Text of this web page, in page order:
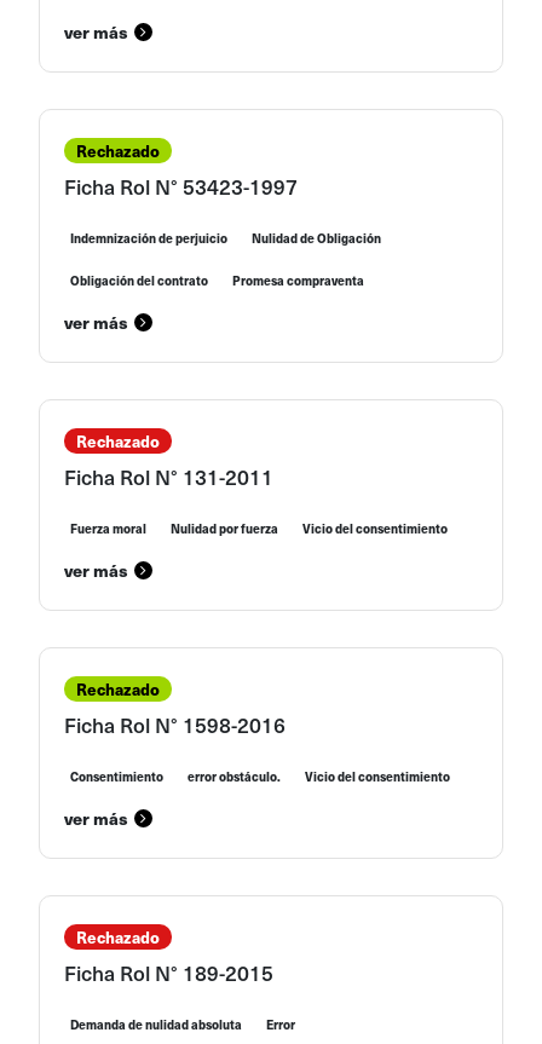
ver más
Rechazado
Ficha Rol N° 53423-1997
Indemnización de perjuicio Nulidad de Obligación
Obligación del contrato Promesa compraventa
ver más
Rechazado
Ficha Rol N° 131-2011
Fuerza moral Nulidad por fuerza Vicio del consentimiento
ver más
Rechazado
Ficha Rol N° 1598-2016
Consentimiento error obstáculo. Vicio del consentimiento
ver más
Rechazado
Ficha Rol N° 189-2015
Demanda de nulidad absoluta Error